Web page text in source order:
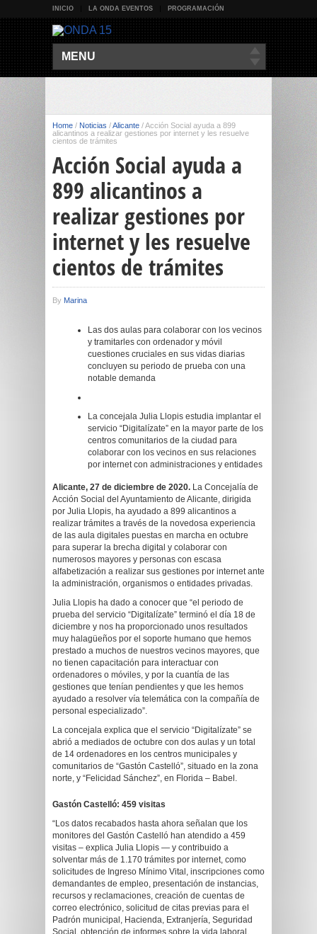
INICIO LA ONDA EVENTOS PROGRAMACIÓN
MENU
Home / Noticias /Alicante /Acción Social ayuda a 899
alicantinos a realizar gestiones por internet y les resuelve
cientos de trámites
Acción Social ayuda a
899 alicantinos a
realizar gestiones por
internet y les resuelve
cientos de trámites
By Marina
Las dos aulas para colaborar con los vecinos
y tramitarles con ordenador y móvil
cuestiones cruciales en sus vidas diarias
concluyen su periodo de prueba con una
notable demanda
La concejala Julia Llopis estudia implantar el
servicio “Digitalízate” en la mayor parte de los
centros comunitarios de la ciudad para
colaborar con los vecinos en sus relaciones
por internet con administraciones y entidades
Alicante, 27 de diciembre de 2020. La Concejalía de
Acción Social del Ayuntamiento de Alicante, dirigida
por Julia Llopis, ha ayudado a 899 alicantinos a
realizar trámites a través de la novedosa experiencia
de las aula digitales puestas en marcha en octubre
para superar la brecha digital y colaborar con
numerosos mayores y personas con escasa
alfabetización a realizar sus gestiones por internet ante
la administración, organismos o entidades privadas.
Julia Llopis ha dado a conocer que “el periodo de
prueba del servicio “Digitalízate” terminó el día 18 de
diciembre y nos ha proporcionado unos resultados
muy halagüeños por el soporte humano que hemos
prestado a muchos de nuestros vecinos mayores, que
no tienen capacitación para interactuar con
ordenadores o móviles, y por la cuantía de las
gestiones que tenían pendientes y que les hemos
ayudado a resolver vía telemática con la compañía de
personal especializado”.
La concejala explica que el servicio “Digitalízate” se
abrió a mediados de octubre con dos aulas y un total
de 14 ordenadores en los centros municipales y
comunitarios de “Gastón Castelló”, situado en la zona
norte, y “Felicidad Sánchez”, en Florida – Babel.
Gastón Castelló: 459 visitas
“Los datos recabados hasta ahora señalan que los
monitores del Gastón Castelló han atendido a 459
visitas – explica Julia Llopis — y contribuido a
solventar más de 1.170 trámites por internet, como
solicitudes de Ingreso Mínimo Vital, inscripciones como
demandantes de empleo, presentación de instancias,
recursos y reclamaciones, creación de cuentas de
correo electrónico, solicitud de citas previas para el
Padrón municipal, Hacienda, Extranjería, Seguridad
Social, obtención de informes sobre la vida laboral,